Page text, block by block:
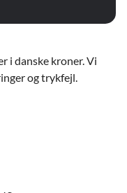
i danske kroner. Vi
og trykfejl.